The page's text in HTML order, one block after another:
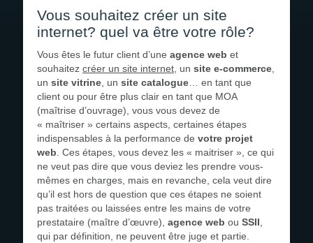
Vous souhaitez créer un site
internet? quel va être votre rôle?
Vous êtes le futur client d’une agence web et
souhaitez créer un site internet , un site e-commerce
un site vitrine , un site catalogue … en tant que
client ou pour être plus clair en tant que MOA
(maîtrise d’ouvrage), vous vous devez de
« maîtriser » certains aspects, certaines étapes
indispensables à la performance de votre projet
web . Ces étapes, vous devez les « maitriser », ce qui
ne veut pas dire que vous deviez les prendre vous-
mêmes en charges, mais en revanche, cela veut dire
qu’il est hors de question que ces étapes ne soient
pas traitées ou laissées entre les mains de votre
prestataire (maître d’œuvre), agence web ou SSII
qui par définition, ne peuvent être juge et partie.